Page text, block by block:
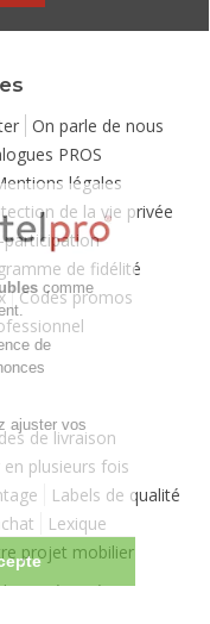
On parle de nous
PROS
légales
de la vie privée
participation
de fidélité
Codes promos
de livraison
en plusieurs fois
Labels de qualité
Lexique
projet mobilier
réservés
nosmeubles
convient.
expérience de
des annonces
pouvez ajuster vos
J'accepte